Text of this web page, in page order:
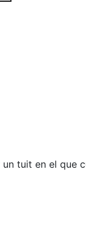
tuit en el que